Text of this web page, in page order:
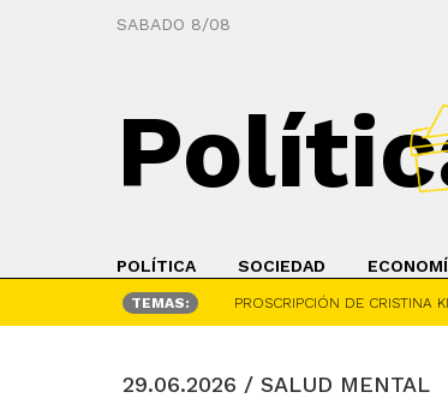
SABADO 8/08
POLÍTICA SOCIEDAD
TEMAS: PROSCRIPCIÓN DE CRISTINA
29.06.2026 / SALUD MENTAL